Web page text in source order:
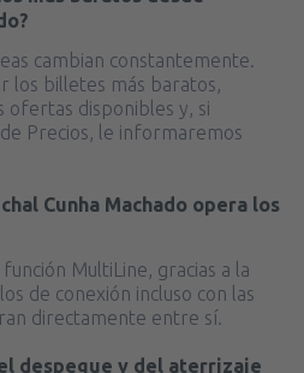
cambian constantemente.
los billetes más baratos,
ofertas disponibles y, si
Precios, le informaremos
Cunha Machado opera los
MultiLine, gracias a la
de conexión incluso con las
directamente entre sí.
despegue y del aterrizaje